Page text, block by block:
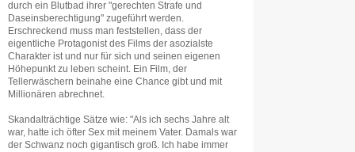
durch ein Blutbad ihrer "gerechten Strafe und
Daseinsberechtigung" zugeführt werden.
Erschreckend muss man feststellen, dass der
eigentliche Protagonist des Films der asozialste
Charakter ist und nur für sich und seinen eigenen
Höhepunkt zu leben scheint. Ein Film, der
Tellerwäschern beinahe eine Chance gibt und mit
Millionären abrechnet.
Skandalträchtige Sätze wie: "Als ich sechs Jahre alt
war, hatte ich öfter Sex mit meinem Vater. Damals war
der Schwanz noch gigantisch groß. Ich habe immer